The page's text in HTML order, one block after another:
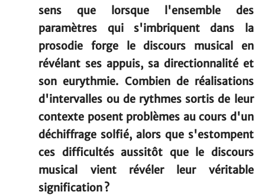
sens que lorsque l'ensemble des
paramètres qui s'imbriquent dans la
prosodie forge le discours musical en
révélant ses appuis, sa directionnalité et
son eurythmie. Combien de réalisations
d'intervalles ou de rythmes sortis de leur
contexte posent problèmes au cours d'un
déchiffrage solfié, alors que s'estompent
ces difficultés aussitôt que le discours
musical vient révéler leur véritable
signification ?